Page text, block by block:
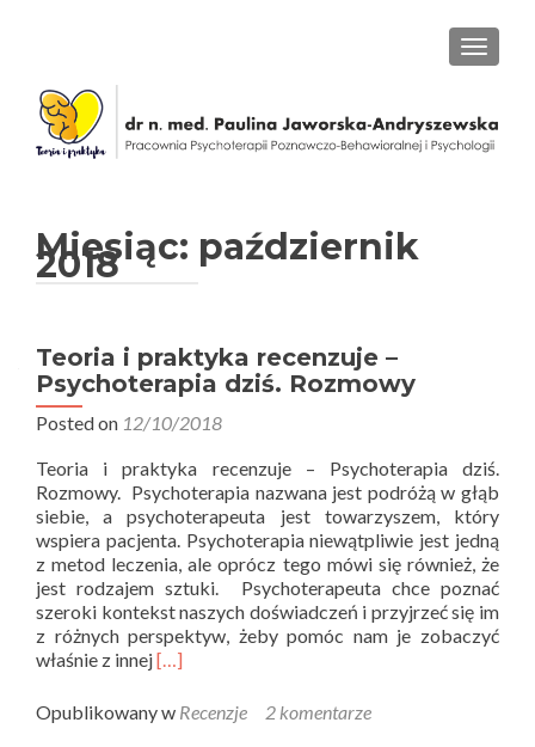
Miesiąc: październik
2018
Teoria i praktyka recenzuje –
Psychoterapia dziś. Rozmowy
Posted on 12/10/2018
Teoria i praktyka recenzuje – Psychoterapia dziś.
Rozmowy. Psychoterapia nazwana jest podróżą w głąb
siebie, a psychoterapeuta jest towarzyszem, który
wspiera pacjenta. Psychoterapia niewątpliwie jest jedną
z metod leczenia, ale oprócz tego mówi się również, że
jest rodzajem sztuki. Psychoterapeuta chce poznać
szeroki kontekst naszych doświadczeń i przyjrzeć się im
z różnych perspektyw, żeby pomóc nam je zobaczyć
właśnie z innejRead
about
[…]
Opublikowany w Recenzje 2 komentarze